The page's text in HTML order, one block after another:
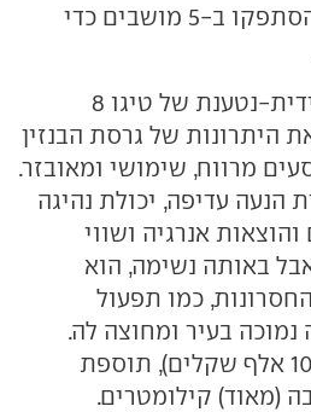
ופולקסווגן טיירון, שהסתפקו ב-5 מושבים כדי
גרסתו ההיברידית-נטענת של טיגו 8
היתרונות של גרסת הבנזין
מרווח, שימושי ומאובזר.
הנעה עדיפה, יכולת נהיגה
אנרגיה ושווי
באותה נשימה, הוא
כמו תפעול
נמוכה בעיר ומחוצה לה.
והוא יקר יותר (ב-10-17 אלף שקלים), תוספת
(מאוד) קילומטרים.